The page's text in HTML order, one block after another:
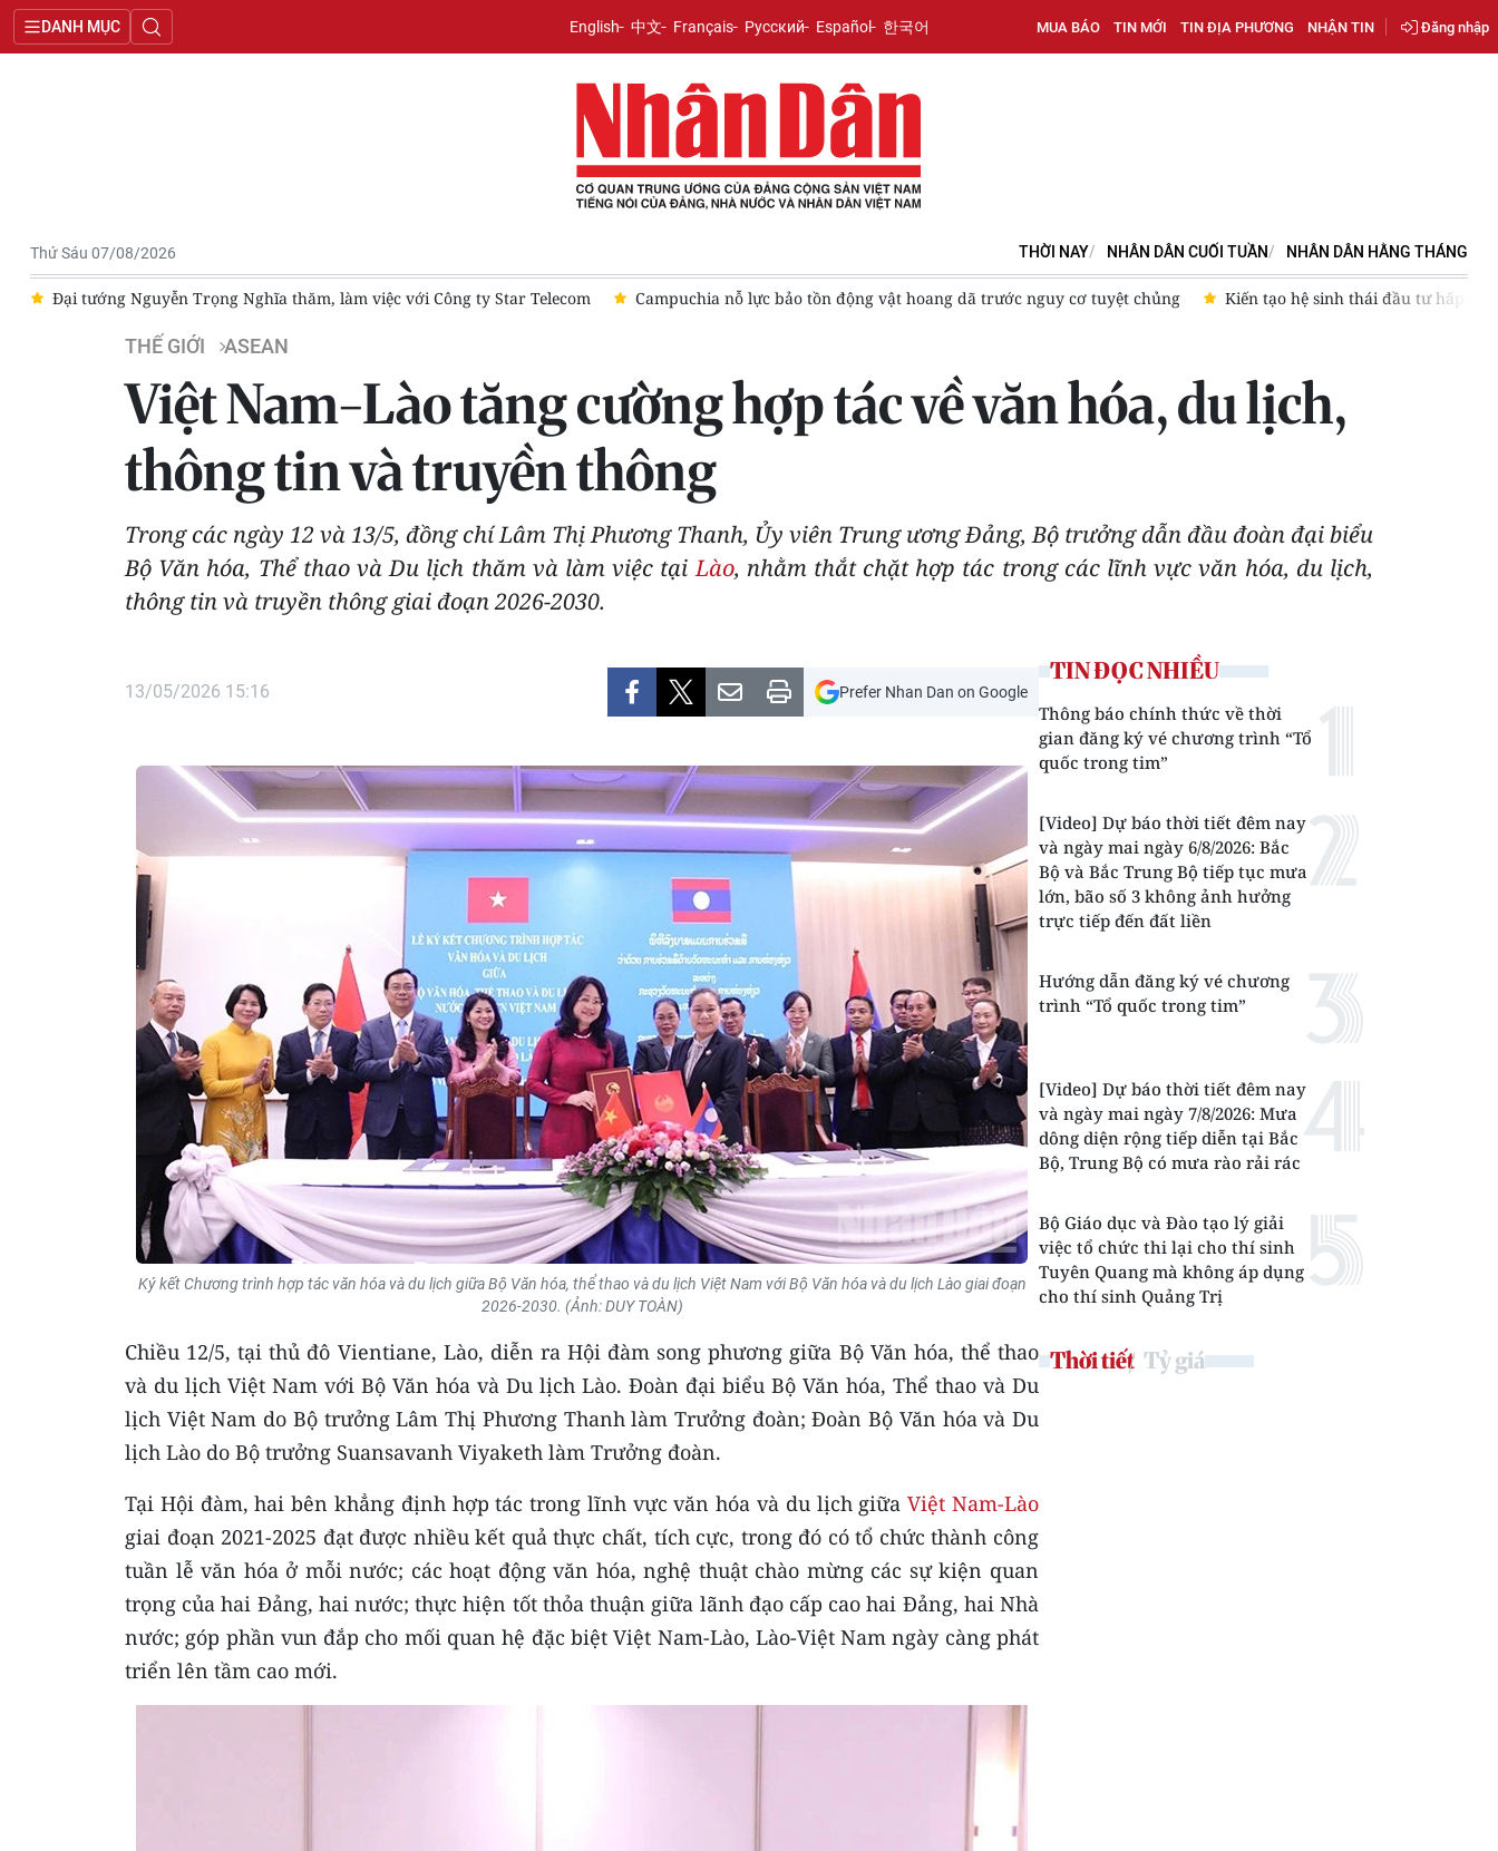
DANH MỤC English 中文 Français Русский Español 한국어 MUA BÁO TIN MỚI TIN ĐỊA PHƯƠNG NHẬN TIN Đăng nhập
Thứ Sáu 07/08/2026 THỜI NAY NHÂN DÂN CUỐI TUẦN NHÂN DÂN HẰNG THÁNG
Đại tướng Nguyễn Trọng Nghĩa thăm, làm việc với Công ty Star Telecom Campuchia nỗ lực bảo tồn động vật hoang dã trước nguy cơ tuyệt chủng Kiến tạo hệ sinh thái đầu tư hấp dẫn
THẾ GIỚI ASEAN
Việt Nam-Lào tăng cường hợp tác về văn hóa, du lịch,
thông tin và truyền thông
Trong các ngày 12 và 13/5, đồng chí Lâm Thị Phương Thanh, Ủy viên Trung ương Đảng, Bộ trưởng dẫn đầu đoàn đại biểu
Bộ Văn hóa, Thể thao và Du lịch thăm và làm việc tạiLào, nhằm thắt chặt hợp tác trong các lĩnh vực văn hóa, du lịch,
thông tin và truyền thông giai đoạn 2026-2030.
13/05/2026 15:16 Prefer Nhan Dan on Google
Ký kết Chương trình hợp tác văn hóa và du lịch giữa Bộ Văn hóa, thể thao và du lịch Việt Nam với Bộ Văn hóa và du lịch Lào giai đoạn
2026-2030. (Ảnh: DUY TOÀN)
Chiều 12/5, tại thủ đô Vientiane, Lào, diễn ra Hội đàm song phương giữa Bộ Văn hóa, thể thao
và du lịch Việt Nam với Bộ Văn hóa và Du lịch Lào. Đoàn đại biểu Bộ Văn hóa, Thể thao và Du
lịch Việt Nam do Bộ trưởng Lâm Thị Phương Thanh làm Trưởng đoàn; Đoàn Bộ Văn hóa và Du
lịch Lào do Bộ trưởng Suansavanh Viyaketh làm Trưởng đoàn.
Tại Hội đàm, hai bên khẳng định hợp tác trong lĩnh vực văn hóa và du lịch giữaViệt Nam-Lào
giai đoạn 2021-2025 đạt được nhiều kết quả thực chất, tích cực, trong đó có tổ chức thành công
tuần lễ văn hóa ở mỗi nước; các hoạt động văn hóa, nghệ thuật chào mừng các sự kiện quan
trọng của hai Đảng, hai nước; thực hiện tốt thỏa thuận giữa lãnh đạo cấp cao hai Đảng, hai Nhà
nước; góp phần vun đắp cho mối quan hệ đặc biệt Việt Nam-Lào, Lào-Việt Nam ngày càng phát
triển lên tầm cao mới.
TIN ĐỌC NHIỀU
Thông báo chính thức về thời
gian đăng ký vé chương trình “Tổ
quốc trong tim”
[Video] Dự báo thời tiết đêm nay
và ngày mai ngày 6/8/2026: Bắc
Bộ và Bắc Trung Bộ tiếp tục mưa
lớn, bão số 3 không ảnh hưởng
trực tiếp đến đất liền
Hướng dẫn đăng ký vé chương
trình “Tổ quốc trong tim”
[Video] Dự báo thời tiết đêm nay
và ngày mai ngày 7/8/2026: Mưa
dông diện rộng tiếp diễn tại Bắc
Bộ, Trung Bộ có mưa rào rải rác
Bộ Giáo dục và Đào tạo lý giải
việc tổ chức thi lại cho thí sinh
Tuyên Quang mà không áp dụng
cho thí sinh Quảng Trị
Thời tiết Tỷ giá